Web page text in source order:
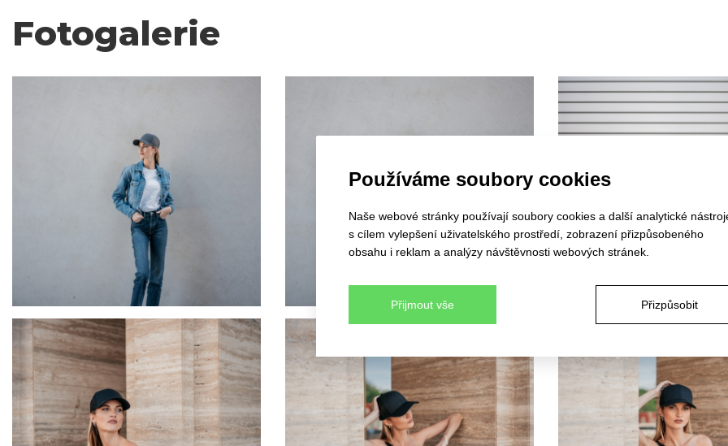
Používáme soubory cookies
Naše webové stránky používají soubory cookies a další analytické
s cílem vylepšení uživatelského prostředí, zobrazení přizpůsobeného
obsahu i reklam a analýzy návštěvnosti webových stránek.
Přijmout vše Přizpůsobit
Fotogalerie